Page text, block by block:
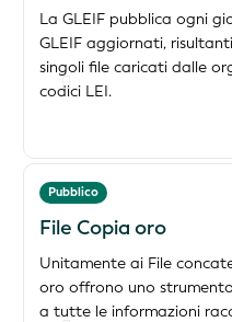
La GLEIF pubblica ogni
GLEIF aggiornati,
singoli file caricati dalle
codici LEI.
Pubblico
File Copia oro
Unitamente ai File
oro offrono uno
a tutte le informazioni